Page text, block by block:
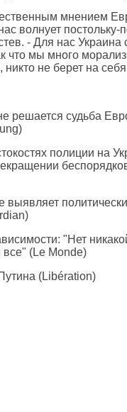
мнением
волнует постольку-
- Для нас Украина
что мы много
никто не берет на
решается судьба
)
полиции на
выявляет
)
"Нет
все" (Le Monde)
(Libération)